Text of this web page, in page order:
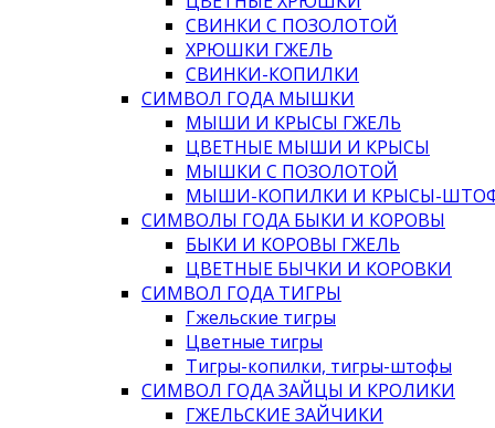
СВИНКИ С ПОЗОЛОТОЙ
ХРЮШКИ ГЖЕЛЬ
СВИНКИ-КОПИЛКИ
СИМВОЛ ГОДА МЫШКИ
МЫШИ И КРЫСЫ ГЖЕЛЬ
ЦВЕТНЫЕ МЫШИ И КРЫСЫ
МЫШКИ С ПОЗОЛОТОЙ
МЫШИ-КОПИЛКИ И КРЫСЫ-
СИМВОЛЫ ГОДА БЫКИ И КОРОВЫ
БЫКИ И КОРОВЫ ГЖЕЛЬ
ЦВЕТНЫЕ БЫЧКИ И КОРОВКИ
СИМВОЛ ГОДА ТИГРЫ
Гжельские тигры
Цветные тигры
Тигры-копилки, тигры-штофы
СИМВОЛ ГОДА ЗАЙЦЫ И КРОЛИКИ
ГЖЕЛЬСКИЕ ЗАЙЧИКИ